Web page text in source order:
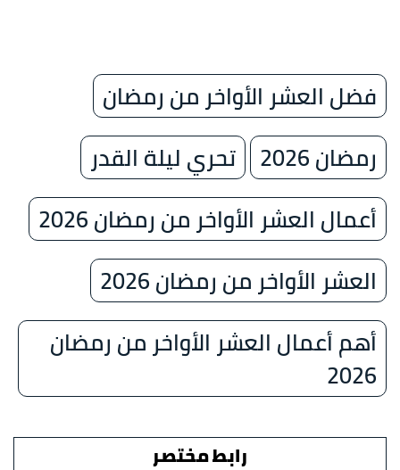
فضل العشر الأواخر من رمضان
رمضان 2026
تحري ليلة القدر
أعمال العشر الأواخر من رمضان 2026
العشر الأواخر من رمضان 2026
أهم أعمال العشر الأواخر من رمضان
2026
رابط مختصر